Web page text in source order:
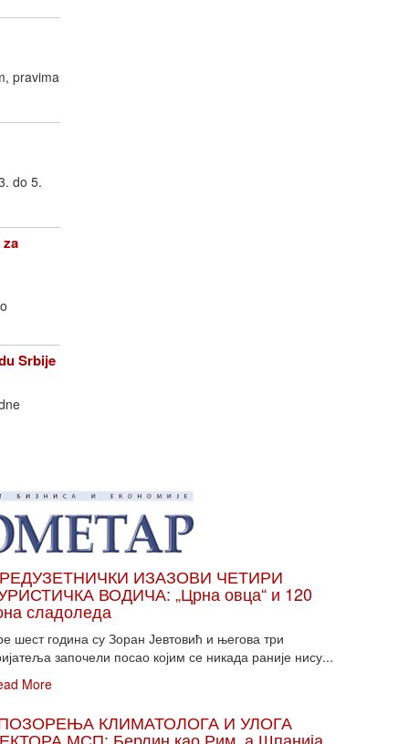
pravima
do 5.
Srbije
ИЗАЗОВИ ЧЕТИРИ
ВОДИЧА: „Црна овца“ и 120
сладоледа
шест година су Зоран Јевтовић и његова три
започели посао којим се никада раније нису...
More
КЛИМАТОЛОГА И УЛОГА